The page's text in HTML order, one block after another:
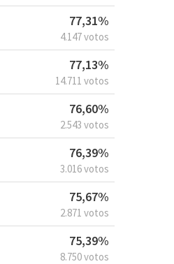
77,31%
4.147 votos
77,13%
14.711 votos
76,60%
2.543 votos
76,39%
3.016 votos
75,67%
2.871 votos
75,39%
8.750 votos